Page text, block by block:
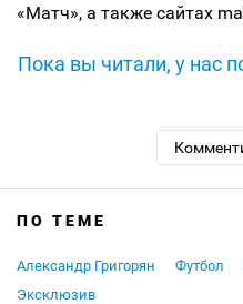
«Матч», а также сайтах
Пока вы читали, у нас
ПО ТЕМЕ
Александр Григорян Футбол
Эксклюзив